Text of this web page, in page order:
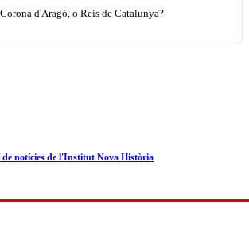
d'Aragó, o Reis de Catalunya?
notícies de l'Institut Nova Història